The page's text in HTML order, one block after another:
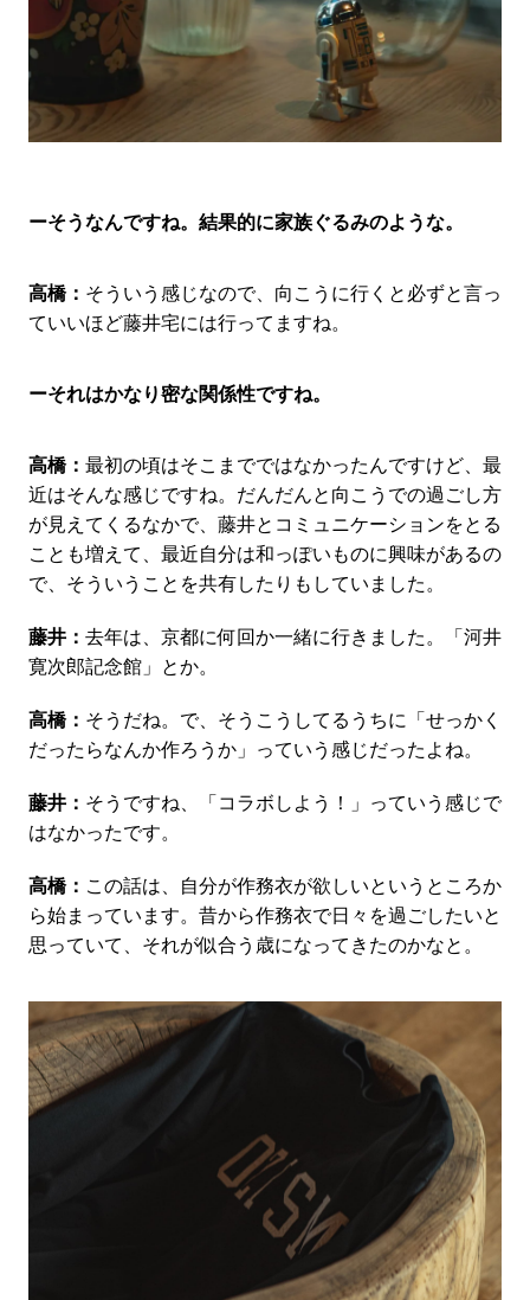
ーそうなんですね。結果的に家族ぐるみのような。
高橋： そういう感じなので、向こうに行くと必ずと言っ
ていいほど藤井宅には行ってますね。
ーそれはかなり密な関係性ですね。
高橋： 最初の頃はそこまでではなかったんですけど、最
近はそんな感じですね。だんだんと向こうでの過ごし方
が見えてくるなかで、藤井とコミュニケーションをとる
ことも増えて、最近自分は和っぽいものに興味があるの
で、そういうことを共有したりもしていました。
藤井： 去年は、京都に何回か一緒に行きました。「河井
寛次郎記念館」とか。
高橋： そうだね。で、そうこうしてるうちに「せっかく
だったらなんか作ろうか」っていう感じだったよね。
藤井： そうですね、「コラボしよう！」っていう感じで
はなかったです。
高橋： この話は、自分が作務衣が欲しいというところか
ら始まっています。昔から作務衣で日々を過ごしたいと
思っていて、それが似合う歳になってきたのかなと。